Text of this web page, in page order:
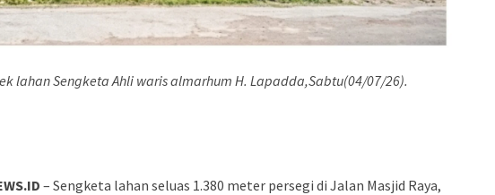
lahan Sengketa Ahli waris almarhum H. Lapadda,Sabtu(04/07/26).
– Sengketa lahan seluas 1.380 meter persegi di Jalan Masjid Raya,